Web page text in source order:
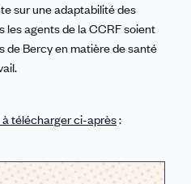
sur une adaptabilité des
les agents de la CCRF soient
de Bercy en matière de santé
télécharger ci-après: